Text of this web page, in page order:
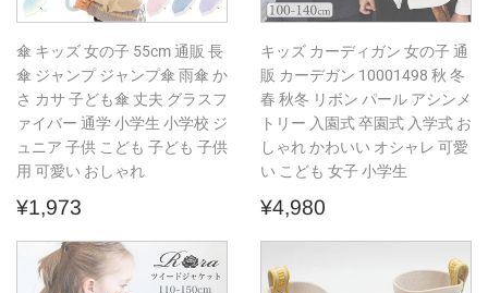
傘 キッズ 女の子 55cm 通販 長
傘 ジャンプ ジャンプ傘 雨傘 か
さ カサ 子ども傘 丈夫 グラスフ
ァイバー 通学 小学生 小学校 ジ
ュニア 子供 こども 子ども 子供
用 可愛い おしゃれ
通
価
格
¥1,973
キッズ カーディガン 女の子 通
販 カーデガン 10001498 秋 冬
春 秋冬 リボン パール アシンメ
トリー 入園式 卒園式 入学式 お
しゃれ かわいい オシャレ 可愛
い こども 女子 小学生
通
格
¥4,980